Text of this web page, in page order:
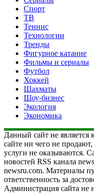
Спорт
ТВ
Теннис
Технологии
Тренды
Фигурное катание
Фильмы и сериалы
Футбол
Хоккей
Шахматы
Шоу-бизнес
Экология
Экономика
Данный сайт не
сайте ни чего не
услуги не оказываются.
новостей RSS канала
newsru.com. Материалы
ответственность за
Администрация сайта не